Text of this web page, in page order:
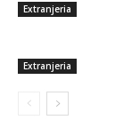
Extranjeria
Extranjeria